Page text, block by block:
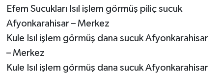
Efem Sucukları Isıl işlem görmüş piliç sucuk
Afyonkarahisar – Merkez
Kule Isıl işlem görmüş dana sucuk Afyonkarahisar
– Merkez
Kule Isıl işlem görmüş dana sucuk Afyonkarahisar